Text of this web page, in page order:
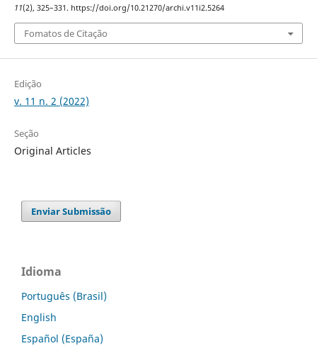
11(2), 325–331. https://doi.org/10.21270/archi.v11i2.5264
Fomatos de Citação
Edição
v. 11 n. 2 (2022)
Seção
Original Articles
Enviar Submissão
Idioma
Português (Brasil)
English
Español (España)